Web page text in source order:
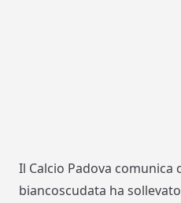
Il Calcio Padova comunica
biancoscudata ha